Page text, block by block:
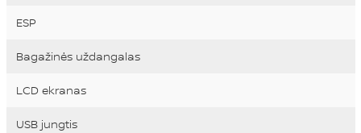
ESP
Bagažinės uždangalas
LCD ekranas
USB jungtis